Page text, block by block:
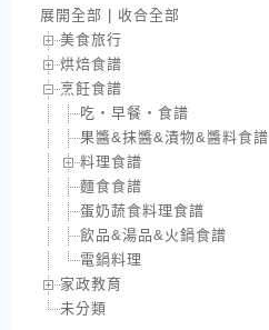
展開全部
收合全部
美食旅行
烘焙食譜
烹飪食譜
吃‧早餐‧食譜
果醬&抹醬&漬物&醬料食譜
料理食譜
麵食食譜
蛋奶蔬食料理食譜
飲品&湯品&火鍋食譜
電鍋料理
家政教育
未分類